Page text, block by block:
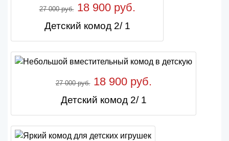
27 000 руб.18 900 руб.
Детский комод 2/ 1
27 000 руб.18 900 руб.
Детский комод 2/ 1